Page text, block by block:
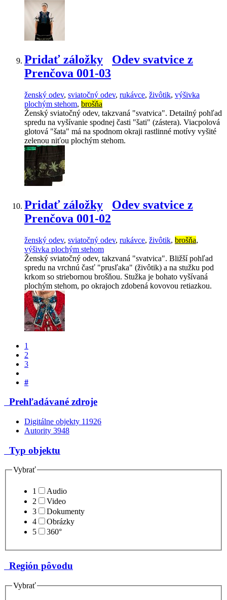
Pridať záložky
Odev svatvice z
Prenčova 001-03
ženský odev, sviatočný odev, rukávce, živôtik, výšivka
plochým stehom, brošňa
Ženský sviatočný odev, takzvaná "svatvica". Detailný pohľad
spredu na vyšívanie spodnej časti "šati" (zástera). Viacpolová
glotová "šata" má na spodnom okraji rastlinné motívy vyšité
zelenou niťou plochým stehom.
Pridať záložky
Odev svatvice z
Prenčova 001-02
ženský odev, sviatočný odev, rukávce, živôtik, brošňa,
výšivka plochým stehom
Ženský sviatočný odev, takzvaná "svatvica". Bližší pohľad
spredu na vrchnú časť "prusľaka" (živôtik) a na stužku pod
krkom so striebornou brošňou. Stužka je bohato vyšívaná
plochým stehom, po okrajoch zdobená kovovou retiazkou.
1
2
3
#
Prehľadávané zdroje
Digitálne objekty 11926
Autority 3948
Typ objektu
Vybrať
1
Audio
2
Video
3
Dokumenty
4
Obrázky
5
360°
Región pôvodu
Vybrať